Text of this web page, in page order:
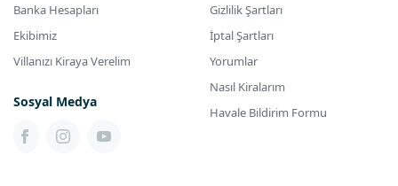
Banka Hesapları
Ekibimiz
Villanızı Kiraya Verelim
Sosyal Medya
Gizlilik Şartları
İptal Şartları
Yorumlar
Nasıl Kiralarım
Havale Bildirim Formu